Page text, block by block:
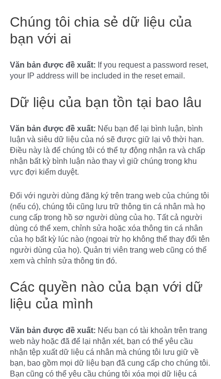
Chúng tôi chia sẻ dữ liệu của
bạn với ai
Văn bản được đề xuất: If you request a password reset,
your IP address will be included in the reset email.
Dữ liệu của bạn tồn tại bao lâu
Văn bản được đề xuất: Nếu bạn để lại bình luận, bình
luận và siêu dữ liệu của nó sẽ được giữ lại vô thời hạn.
Điều này là để chúng tôi có thể tự động nhận ra và chấp
nhận bất kỳ bình luận nào thay vì giữ chúng trong khu
vực đợi kiểm duyệt.
Đối với người dùng đăng ký trên trang web của chúng tôi
(nếu có), chúng tôi cũng lưu trữ thông tin cá nhân mà họ
cung cấp trong hồ sơ người dùng của họ. Tất cả người
dùng có thể xem, chỉnh sửa hoặc xóa thông tin cá nhân
của họ bất kỳ lúc nào (ngoại trừ họ không thể thay đổi tên
người dùng của họ). Quản trị viên trang web cũng có thể
xem và chỉnh sửa thông tin đó.
Các quyền nào của bạn với dữ
liệu của mình
Văn bản được đề xuất: Nếu bạn có tài khoản trên trang
web này hoặc đã để lại nhận xét, bạn có thể yêu cầu
nhận tệp xuất dữ liệu cá nhân mà chúng tôi lưu giữ về
bạn, bao gồm mọi dữ liệu bạn đã cung cấp cho chúng tôi.
Bạn cũng có thể yêu cầu chúng tôi xóa mọi dữ liệu cá